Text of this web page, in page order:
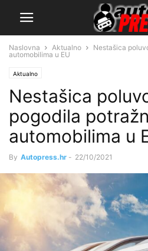
Naslovna Aktualno
Nestašica
automobilima u EU
Aktualno
Nestašica
pogodila
automobilima u
By Autopress.hr - 22/10/2021